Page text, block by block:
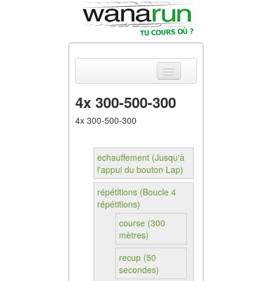
Actualités
Tests
Parcours &
Courses
Outils & Réseaux
4x 300-500-300
4x 300-500-300
echauffement (Jusqu'à
l'appui du bouton Lap)
répétitions (Boucle 4
répétitions)
course (300
mètres)
recup (50
secondes)